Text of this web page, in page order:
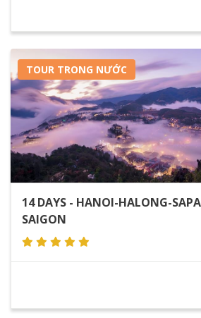
TOUR TRONG NƯỚC
14 DAYS - HANOI-HALONG-
SAIGON